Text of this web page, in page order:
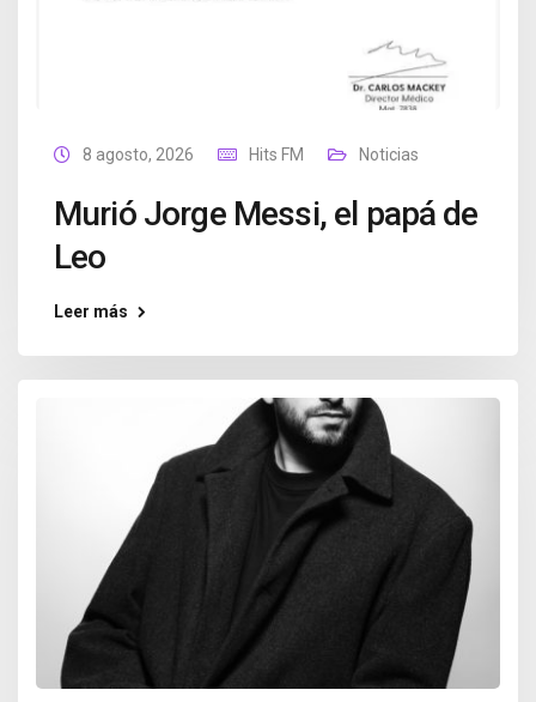
8 agosto, 2026 Hits FM Noticias
Murió Jorge Messi, el papá de
Leo
Leer más